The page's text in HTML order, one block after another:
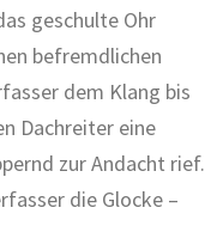
geschulte Ohr
befremdlichen
dem Klang bis
Dachreiter eine
zur Andacht rief.
die Glocke –